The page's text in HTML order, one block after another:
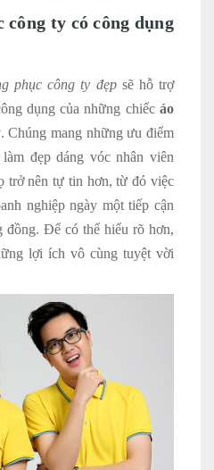
công ty có công dụng
phục công ty đẹpsẽ hỗ trợ
dụng của những chiếc áo
. Chúng mang những ưu điểm
đẹp dáng vóc nhân viên
trở nên tự tin hơn, từ đó việc
nghiệp ngày một tiếp cận
đồng. Để có thể hiểu rõ hơn,
lợi ích vô cùng tuyệt vời